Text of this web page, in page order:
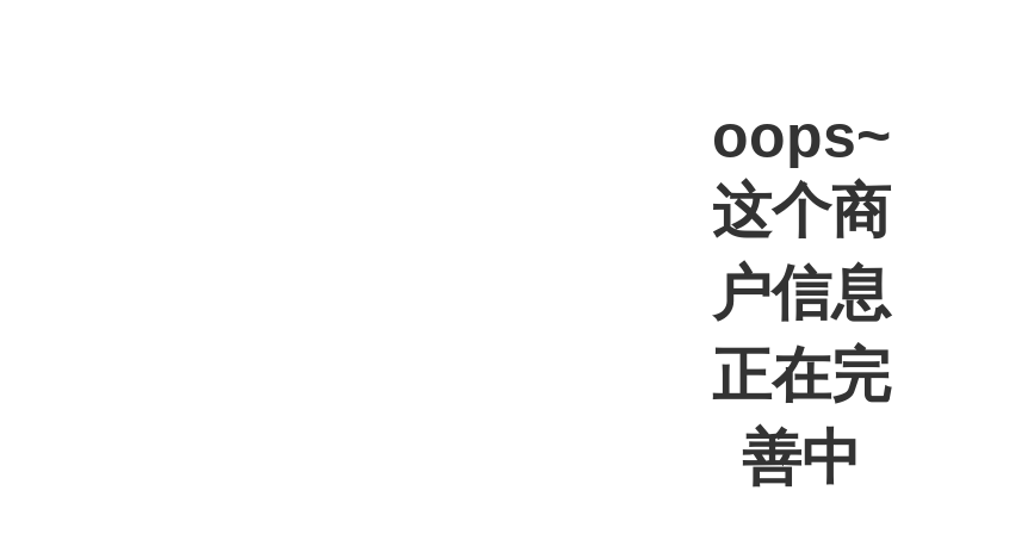
oops~
这个商
户信息
正在完
善中